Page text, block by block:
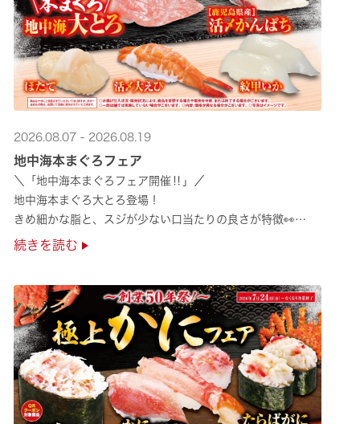
2026.08.07 - 2026.08.19
地中海本まぐろフェア
＼「地中海本まぐろフェア開催‼」／
地中海本まぐろ大とろ登場！
きめ細かな脂と、スジが少ない口当たりの良さが特徴👀
さらに、鹿児島で育った高級魚【鹿児島県産活〆かんぱち】など
続きを読む